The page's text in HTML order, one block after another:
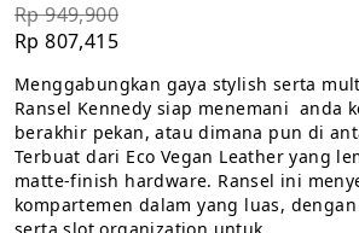
Rp 949,900
Rp 807,415
Menggabungkan gaya stylish serta
Ransel Kennedy siap menemani  anda
berakhir pekan, atau dimana pun di
Terbuat dari Eco Vegan Leather yang
matte-finish hardware. Ransel ini
kompartemen dalam yang luas,